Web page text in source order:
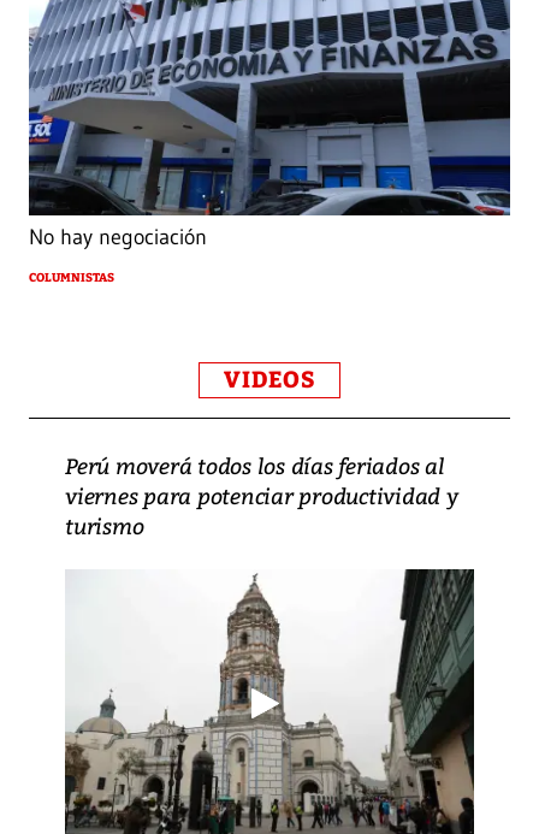
No hay negociación
COLUMNISTAS
VIDEOS
Perú moverá todos los días feriados al
viernes para potenciar productividad y
turismo